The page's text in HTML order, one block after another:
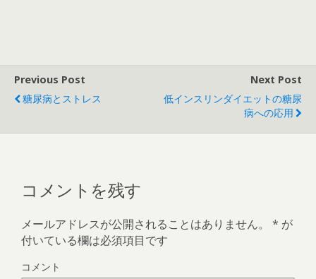
Previous Post
糖尿病とストレス
Next Post
低インスリンダイエットの糖尿
病への応用
コメントを残す
メールアドレスが公開されることはありません。 * が
付いている欄は必須項目です
コメント